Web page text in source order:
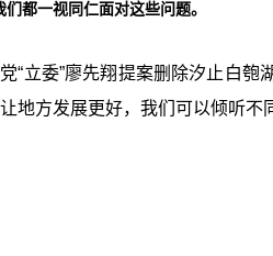
们都一视同仁面对这些问题。
“立委”廖先翔提案删除汐止白匏
地方发展更好，我们可以倾听不